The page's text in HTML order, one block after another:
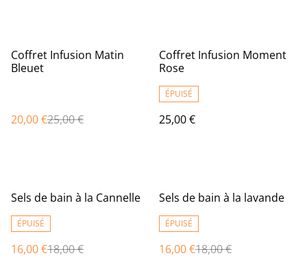
%
Coffret Infusion Matin
Bleuet
20,00 €25,00 €
Coffret Infusion Moment
Rose
ÉPUISÉ
25,00 €
%
Sels de bain à la Cannelle
ÉPUISÉ
16,00 €18,00 €
%
Sels de bain à la lavande
ÉPUISÉ
16,00 €18,00 €